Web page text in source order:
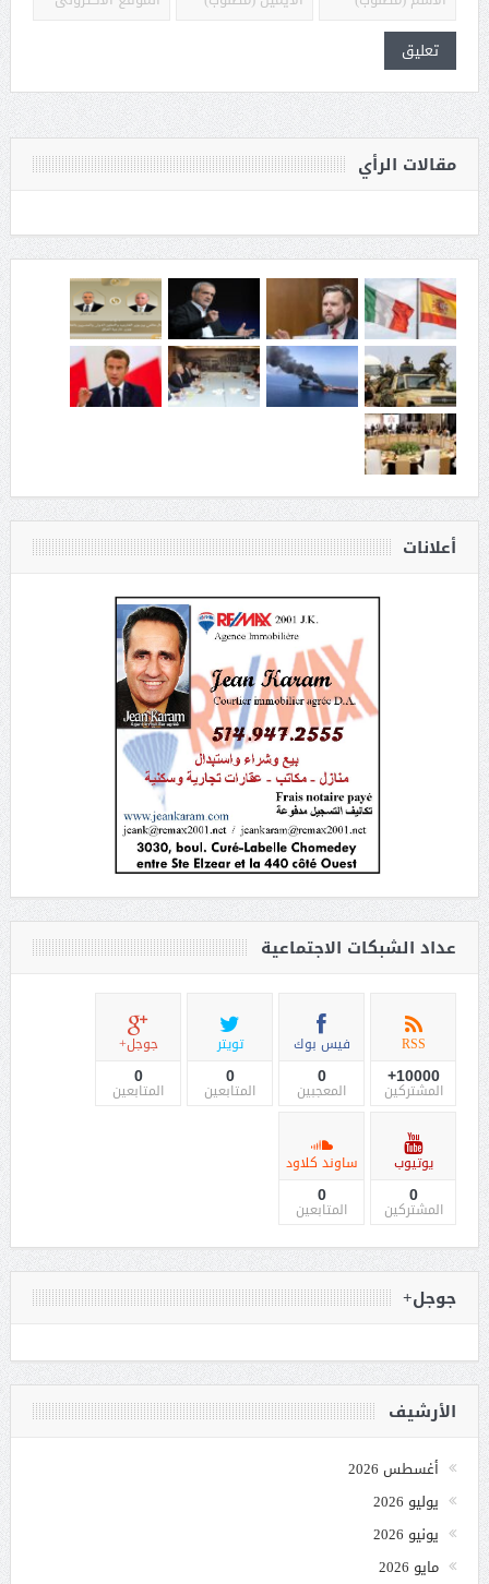
مقالات الرأي
أعلانات
عداد الشبكات الاجتماعية
RSS
10000+
المشتركين
فيس بوك
0
المعجبين
تويتر
0
المتابعين
جوجل+
0
المتابعين
يوتيوب
0
المشتركين
ساوند كلاود
0
المتابعين
جوجل+
الأرشيف
أغسطس 2026
يوليو 2026
يونيو 2026
مايو 2026